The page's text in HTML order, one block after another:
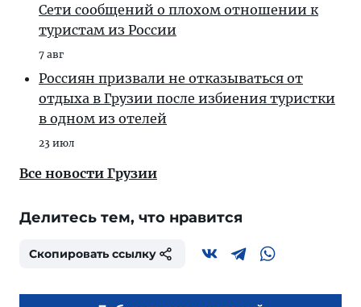
Сети сообщений о плохом отношении к
туристам из России
7 авг
Россиян призвали не отказываться от
отдыха в Грузии после избиения туристки
в одном из отелей
23 июл
Все новости Грузии
Делитесь тем, что нравится
Скопировать ссылку